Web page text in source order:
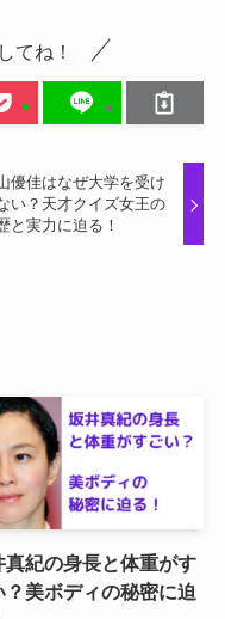
てね！
優佳はなぜ大学を受け
い？天才クイズ女王の
と実力に迫る！
真紀の身長と体重がす
？美ボディの秘密に迫